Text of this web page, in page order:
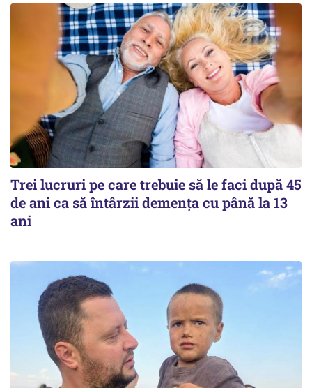
Trei lucruri pe care trebuie să le faci după 45
de ani ca să întârzii demența cu până la 13
ani